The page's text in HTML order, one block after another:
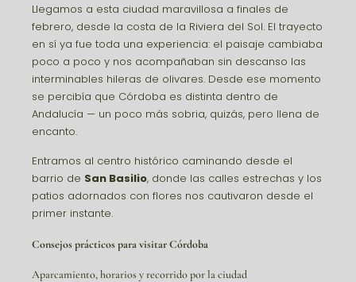
Llegamos a esta ciudad maravillosa a finales de
febrero, desde la costa de la Riviera del Sol. El trayecto
en sí ya fue toda una experiencia: el paisaje cambiaba
poco a poco y nos acompañaban sin descanso las
interminables hileras de olivares. Desde ese momento
se percibía que Córdoba es distinta dentro de
Andalucía — un poco más sobria, quizás, pero llena de
encanto.
Entramos al centro histórico caminando desde el
barrio de San Basilio, donde las calles estrechas y los
patios adornados con flores nos cautivaron desde el
primer instante.
Consejos prácticos para visitar Córdoba
Aparcamiento, horarios y recorrido por la ciudad